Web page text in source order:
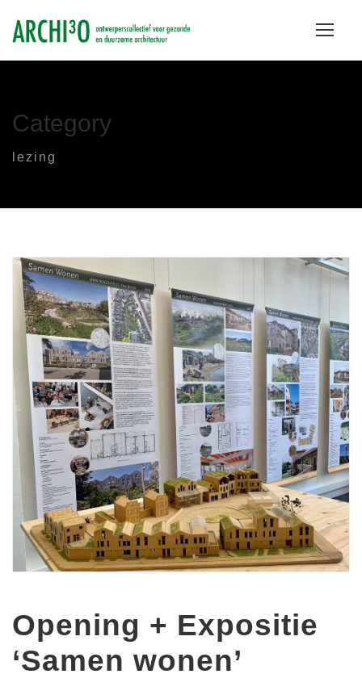
Category
lezing
Opening + Expositie
‘Samen wonen’